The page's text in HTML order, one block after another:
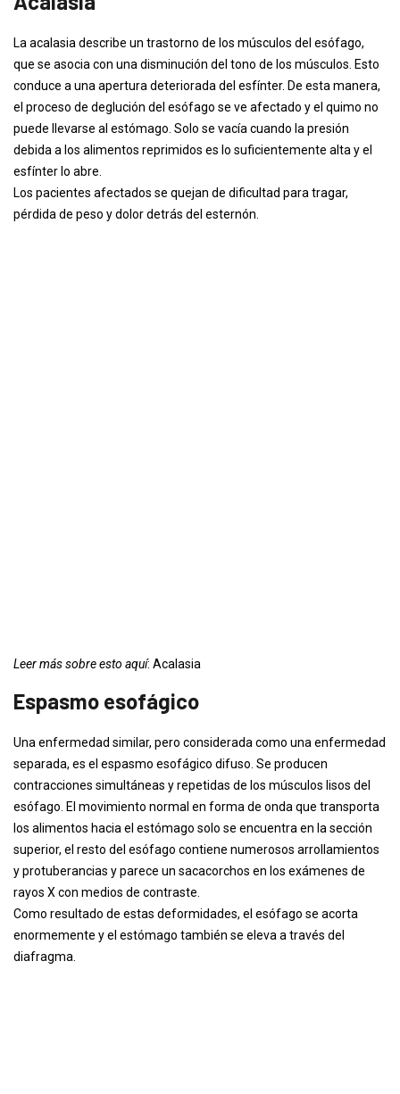
La acalasia describe un trastorno de los músculos del esófago,
que se asocia con una disminución del tono de los músculos. Esto
conduce a una apertura deteriorada del esfínter. De esta manera,
el proceso de deglución del esófago se ve afectado y el quimo no
puede llevarse al estómago. Solo se vacía cuando la presión
debida a los alimentos reprimidos es lo suficientemente alta y el
esfínter lo abre.
Los pacientes afectados se quejan de dificultad para tragar,
pérdida de peso y dolor detrás del esternón.
Leer más sobre esto aquí: Acalasia
Espasmo esofágico
Una enfermedad similar, pero considerada como una enfermedad
separada, es el espasmo esofágico difuso. Se producen
contracciones simultáneas y repetidas de los músculos lisos del
esófago. El movimiento normal en forma de onda que transporta
los alimentos hacia el estómago solo se encuentra en la sección
superior, el resto del esófago contiene numerosos arrollamientos
y protuberancias y parece un sacacorchos en los exámenes de
rayos X con medios de contraste.
Como resultado de estas deformidades, el esófago se acorta
enormemente y el estómago también se eleva a través del
diafragma.